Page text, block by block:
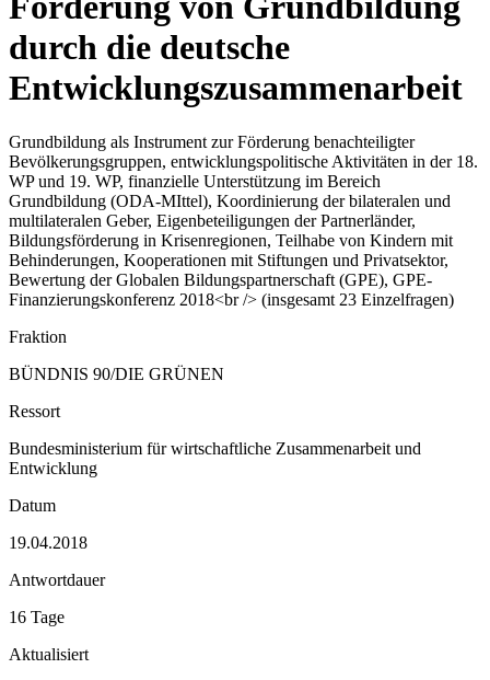
durch die deutsche
Entwicklungszusammenarbeit
Grundbildung als Instrument zur Förderung benachteiligter
Bevölkerungsgruppen, entwicklungspolitische Aktivitäten in der 18.
WP und 19. WP, finanzielle Unterstützung im Bereich
Grundbildung (ODA-MIttel), Koordinierung der bilateralen und
multilateralen Geber, Eigenbeteiligungen der Partnerländer,
Bildungsförderung in Krisenregionen, Teilhabe von Kindern mit
Behinderungen, Kooperationen mit Stiftungen und Privatsektor,
Bewertung der Globalen Bildungspartnerschaft (GPE), GPE-
Finanzierungskonferenz 2018<br /> (insgesamt 23 Einzelfragen)
Fraktion
BÜNDNIS 90/DIE GRÜNEN
Ressort
Bundesministerium für wirtschaftliche Zusammenarbeit und
Entwicklung
Datum
19.04.2018
Antwortdauer
16 Tage
Aktualisiert